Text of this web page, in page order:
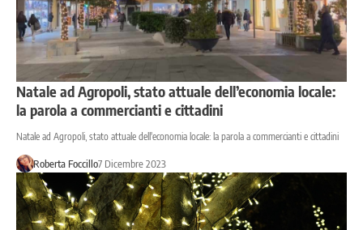
Natale ad Agropoli, stato attuale dell’economia locale:
la parola a commercianti e cittadini
Natale ad Agropoli, stato attuale dell'economia locale: la parola a commercianti e cittadini
Roberta Foccillo7 Dicembre 2023